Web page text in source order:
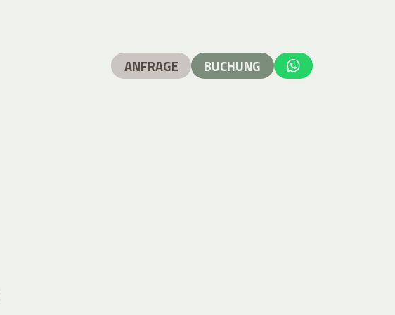
ANFRAGE BUCHUNG